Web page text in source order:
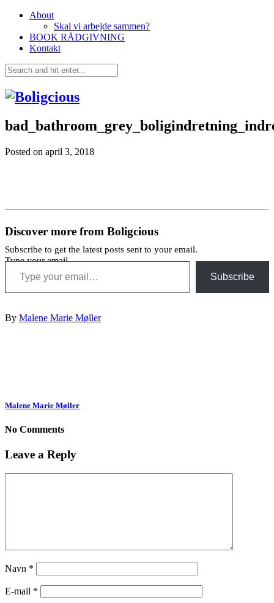
About
Skal vi arbejde sammen?
BOOK RÅDGIVNING
Kontakt
Posted on april 3, 2018
Discover more from Boligcious
Subscribe to get the latest posts sent to your email.
Type your email…
Subscribe
By Malene Marie Møller
Malene Marie Møller
No Comments
Leave a Reply
Navn *
E-mail *